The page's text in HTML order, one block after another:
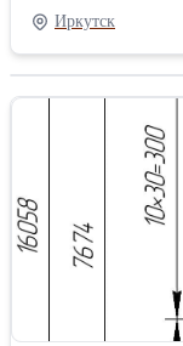
гидросистемы
температуре масла
среды от 1 до 40
чистоты масла -
изготавливаются с
часовой стрелке,
Технические характеристики:
Минимальная/
об/мин 1200/1500/1800 Номинальная подача, л/мин 5,4/ 25,5
Номинальная мощность. кВт 8,94 Масса, кг
Иркутск